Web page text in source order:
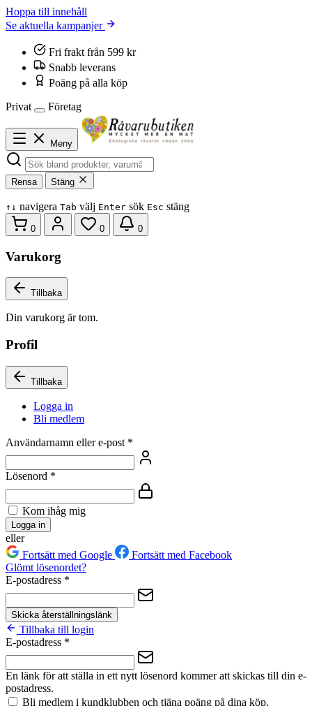
Hoppa till innehåll
Se aktuella kampanjer
Fri frakt från 599 kr
Snabb leverans
Poäng på alla köp
Privat
Företag
Meny
Rensa Stäng
↑ ↓ navigera Tab välj Enter sök Esc stäng
0 0 0
Varukorg
Tillbaka
Din varukorg är tom.
Profil
Tillbaka
Logga in
Bli medlem
Användarnamn eller e-post *
Lösenord *
Kom ihåg mig
Logga in
eller
Fortsätt med Google
Fortsätt med Facebook
Glömt lösenordet?
E-postadress *
Skicka återställningslänk
Tillbaka till login
E-postadress *
En länk för att ställa in ett nytt lösenord kommer att skickas till din e-
postadress.
Bli medlem i kundklubben och tjäna poäng på dina köp.